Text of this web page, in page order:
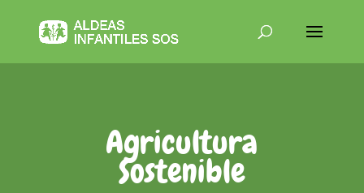
Agricultura
Sostenible